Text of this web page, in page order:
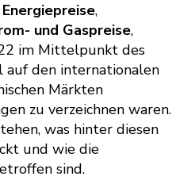
,
und Gaspreise,
im Mittelpunkt des
auf den internationalen
Märkten
zu verzeichnen waren.
was hinter diesen
und wie die
sind.